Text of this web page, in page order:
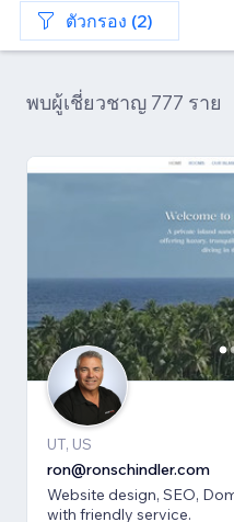
ตัวกรอง (2)
พบผู้เชี่ยวชาญ 777 ราย
UT, US
ron@ronschindler.com
Website design, SEO,
with friendly service.